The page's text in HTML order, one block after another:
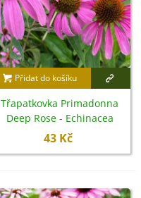
Přidat do košíku
Třapatkovka Primadonna
Deep Rose - Echinacea
purpurea - semena - 15 ks
43 Kč